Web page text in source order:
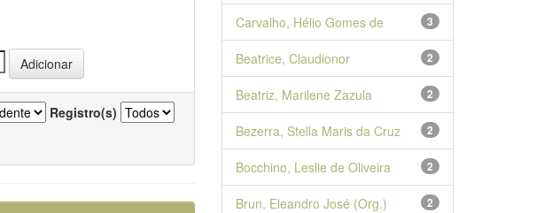
Registro(s)
3
Carvalho, Hélio Gomes de
2
Beatrice, Claudionor
2
Beatriz, Marilene Zazula
2
Bezerra, Stella Maris da Cruz
2
Bocchino, Leslie de Oliveira
2
Brun, Eleandro José (Org.)